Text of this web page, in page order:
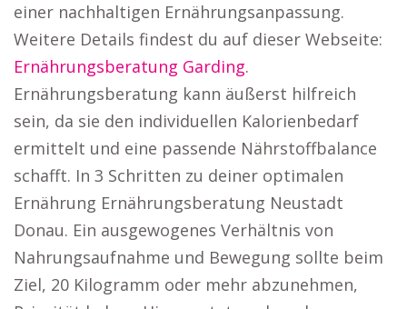
einer nachhaltigen Ernährungsanpassung.
Weitere Details findest du auf dieser Webseite:
Ernährungsberatung Garding.
Ernährungsberatung kann äußerst hilfreich
sein, da sie den individuellen Kalorienbedarf
ermittelt und eine passende Nährstoffbalance
schafft. In 3 Schritten zu deiner optimalen
Ernährung Ernährungsberatung Neustadt
Donau. Ein ausgewogenes Verhältnis von
Nahrungsaufnahme und Bewegung sollte beim
Ziel, 20 Kilogramm oder mehr abzunehmen,